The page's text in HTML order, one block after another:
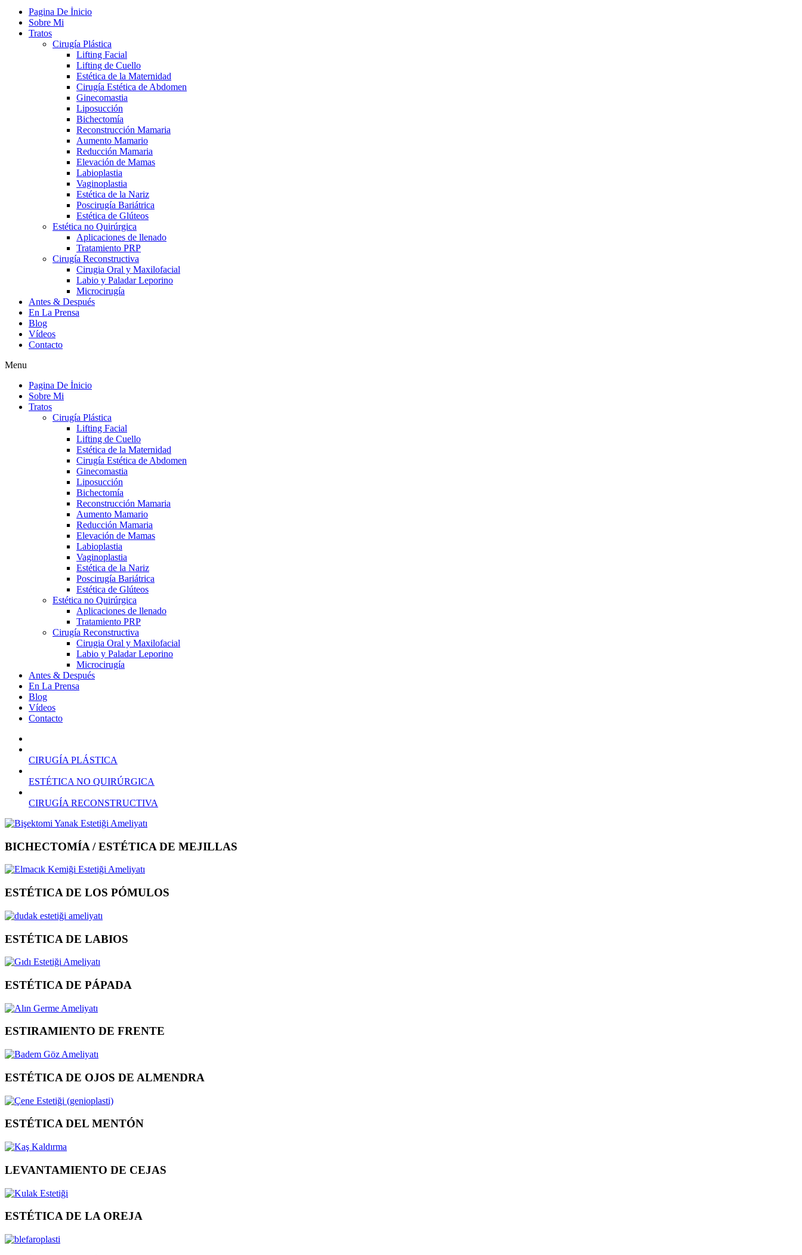
Pagina De İnicio
Sobre Mi
Tratos
Cirugía Plástica
Lifting Facial
Lifting de Cuello
Estética de la Maternidad
Cirugía Estética de Abdomen
Ginecomastia
Liposucción
Bichectomía
Reconstrucción Mamaria
Aumento Mamario
Reducción Mamaria
Elevación de Mamas
Labioplastia
Vaginoplastia
Estética de la Nariz
Poscirugía Bariátrica
Estética de Glúteos
Estética no Quirúrgica
Aplicaciones de llenado
Tratamiento PRP
Cirugía Reconstructiva
Cirugia Oral y Maxilofacial
Labio y Paladar Leporino
Microcirugía
Antes & Después
En La Prensa
Blog
Vídeos
Contacto
Menu
Pagina De İnicio
Sobre Mi
Tratos
Cirugía Plástica
Lifting Facial
Lifting de Cuello
Estética de la Maternidad
Cirugía Estética de Abdomen
Ginecomastia
Liposucción
Bichectomía
Reconstrucción Mamaria
Aumento Mamario
Reducción Mamaria
Elevación de Mamas
Labioplastia
Vaginoplastia
Estética de la Nariz
Poscirugía Bariátrica
Estética de Glúteos
Estética no Quirúrgica
Aplicaciones de llenado
Tratamiento PRP
Cirugía Reconstructiva
Cirugia Oral y Maxilofacial
Labio y Paladar Leporino
Microcirugía
Antes & Después
En La Prensa
Blog
Vídeos
Contacto
CIRUGÍA PLÁSTICA
ESTÉTICA NO QUIRÚRGICA
CIRUGÍA RECONSTRUCTIVA
BICHECTOMÍA / ESTÉTICA DE MEJILLAS
ESTÉTICA DE LOS PÓMULOS
ESTÉTICA DE LABIOS
ESTÉTICA DE PÁPADA
ESTIRAMIENTO DE FRENTE
ESTÉTICA DE OJOS DE ALMENDRA
ESTÉTICA DEL MENTÓN
LEVANTAMIENTO DE CEJAS
ESTÉTICA DE LA OREJA